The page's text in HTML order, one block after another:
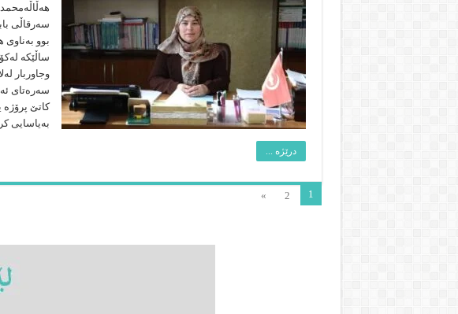
له‌
هاوسه‌رگیرى
مسیار
سه‌رقاڵى
بوو
ساڵێكه‌
وجاوربار
كاتێ پرۆژه‌
به‌یاسایى
درێژە ...
1
2
»